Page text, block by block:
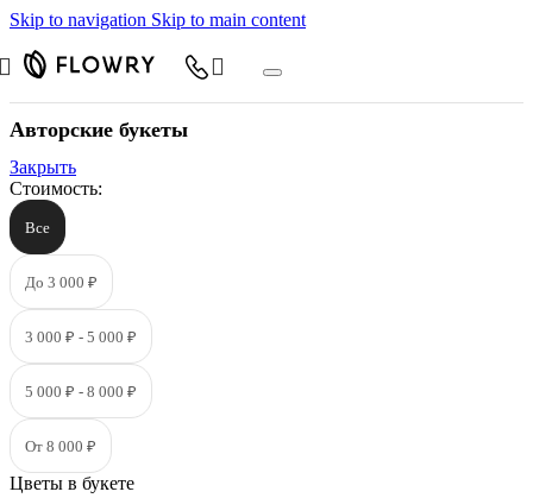
Skip to navigation Skip to main content
Авторские букеты
Закрыть
Стоимость:
Все
До 3 000 ₽
3 000 ₽ - 5 000 ₽
5 000 ₽ - 8 000 ₽
От 8 000 ₽
Цветы в букете